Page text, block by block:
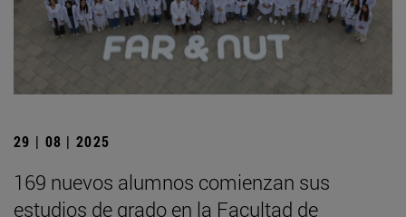
29 | 08 | 2025
169 nuevos alumnos comienzan sus
estudios de grado en la Facultad de